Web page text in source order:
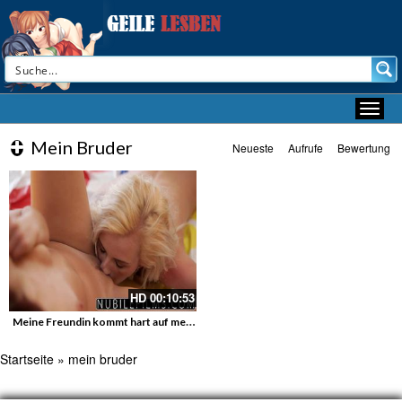
Mein Bruder Neueste Aufrufe Bewertung
HD00:10:53
Meine Freundin kommt hart auf meine Zunge
Startseite » mein bruder